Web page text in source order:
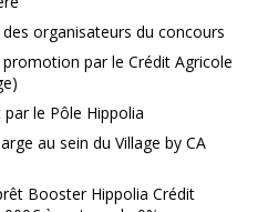
organisateurs du concours
promotion par le Crédit Agricole
le Pôle Hippolia
au sein du Village by CA
Booster Hippolia Crédit